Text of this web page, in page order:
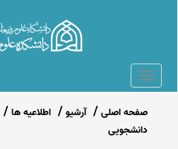
صفحه اصلی آرشیو اطلاعیه ها
دانشجویی